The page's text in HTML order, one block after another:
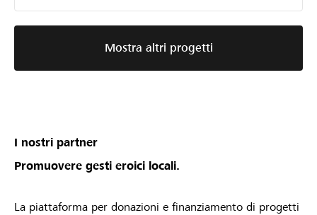
Mostra altri progetti
I nostri partner
Promuovere gesti eroici locali.
La piattaforma per donazioni e finanziamento di progetti